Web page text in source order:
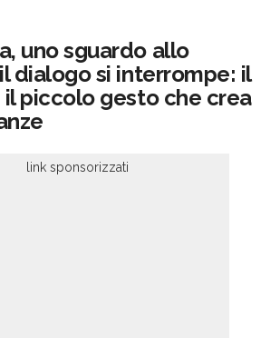
uno sguardo allo
dialogo si interrompe: il
il piccolo gesto che crea